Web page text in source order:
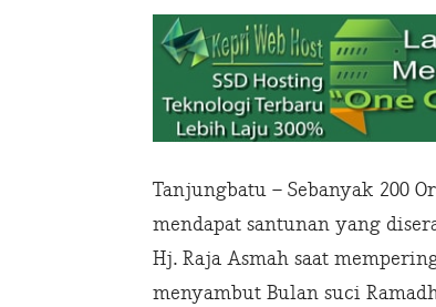
Tanjungbatu – Sebanyak 200
mendapat santunan yang
Hj. Raja Asmah saat
menyambut Bulan suci